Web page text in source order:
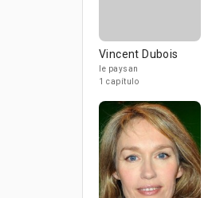
Vincent Dubois
le paysan
1 capítulo